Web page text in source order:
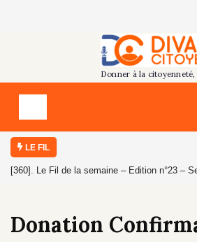
LE FIL
[360]. Le Fil de la semaine – Edition n°23 –
Donation